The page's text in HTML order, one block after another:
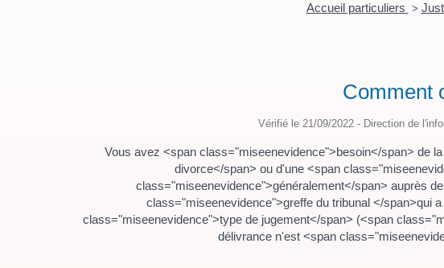
Accueil particuliers >
Comment
Vérifié le 21/09/2022 - Direction de
Vous avez <span class="miseenevidence">besoin</span> de
divorce</span> ou d'une <span
class="miseenevidence">généralement</span> auprès
class="miseenevidence">greffe du tribunal </span>qui
class="miseenevidence">type de jugement</span> (<span
délivrance n'est <span